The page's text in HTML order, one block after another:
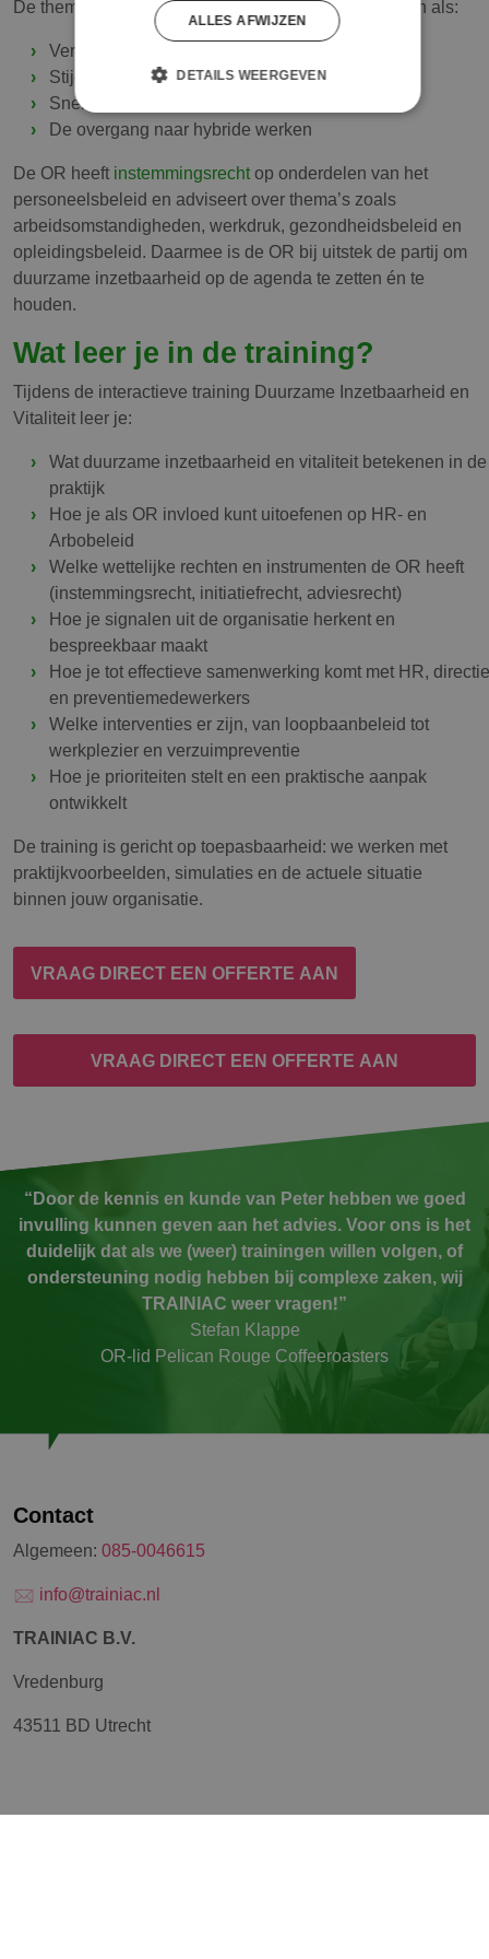
De thema’s zijn actueler dan ooit door ontwikkelingen als:
Vergrijzing en ontgroening
Stijgende werkdruk en mentale belasting
Snelle technologische veranderingen
De overgang naar hybride werken
De OR heeftinstemmingsrechtop onderdelen van het
personeelsbeleid en adviseert over thema’s zoals
arbeidsomstandigheden, werkdruk, gezondheidsbeleid en
opleidingsbeleid. Daarmee is de OR bij uitstek de partij om
duurzame inzetbaarheid op de agenda te zetten én te
houden.
Wat leer je in de training?
Tijdens de interactieve training Duurzame Inzetbaarheid en
Vitaliteit leer je:
Wat duurzame inzetbaarheid en vitaliteit betekenen in de
praktijk
Hoe je als OR invloed kunt uitoefenen op HR- en
Arbobeleid
Welke wettelijke rechten en instrumenten de OR heeft
(instemmingsrecht, initiatiefrecht, adviesrecht)
Hoe je signalen uit de organisatie herkent en
bespreekbaar maakt
Hoe je tot effectieve samenwerking komt met HR, directie
en preventiemedewerkers
Welke interventies er zijn, van loopbaanbeleid tot
werkplezier en verzuimpreventie
Hoe je prioriteiten stelt en een praktische aanpak
ontwikkelt
De training is gericht op toepasbaarheid: we werken met
praktijkvoorbeelden, simulaties en de actuele situatie
binnen jouw organisatie.
VRAAG DIRECT EEN OFFERTE AAN
VRAAG DIRECT EEN OFFERTE AAN
“Door de kennis en kunde van Peter hebben we goed
invulling kunnen geven aan het advies. Voor ons is het
duidelijk dat als we (weer) trainingen willen volgen, of
ondersteuning nodig hebben bij complexe zaken, wij
TRAINIAC weer vragen!”
Stefan Klappe
OR-lid Pelican Rouge Coffeeroasters
Contact
Algemeen: 085-0046615
info@trainiac.nl
TRAINIAC B.V.
Vredenburg
43511 BD Utrecht
ALLES AFWIJZEN
DETAILS WEERGEVEN